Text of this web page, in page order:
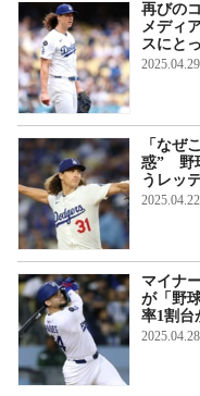
再びの
メディ
スにと
2025.04.29
「なぜ
惑” 野
うレッ
2025.04.22
マイナ
が「野
率1割台
2025.04.28